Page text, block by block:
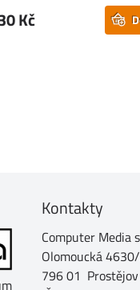
Kč
Kontakty
Computer Media
Olomoucká
796 01 Prostějov